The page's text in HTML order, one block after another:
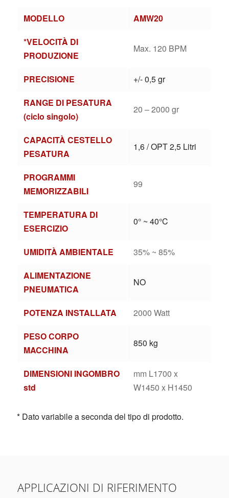
MODELLO
AMW20
*VELOCITÀ DI
PRODUZIONE
Max. 120 BPM
PRECISIONE
+/- 0,5 gr
RANGE DI PESATURA
(ciclo singolo)
20 – 2000 gr
CAPACITÀ CESTELLO
PESATURA
1,6 / OPT 2,5 Litri
PROGRAMMI
MEMORIZZABILI
99
TEMPERATURA DI
ESERCIZIO
0° ~ 40°C
UMIDITÀ AMBIENTALE
35% ~ 85%
ALIMENTAZIONE
PNEUMATICA
NO
POTENZA INSTALLATA
2000 Watt
PESO CORPO
MACCHINA
850 kg
DIMENSIONI INGOMBRO
std
mm L1700 x
W1450 x H1450
* Dato variabile a seconda del tipo di prodotto.
APPLICAZIONI DI RIFERIMENTO